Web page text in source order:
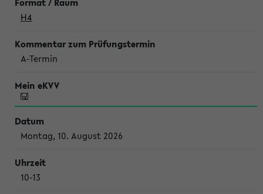
H4
A-Termin
Montag, 10. August 2026
10-13